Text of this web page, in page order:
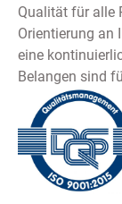
Qualität für alle
Orientierung an
eine
Belangen sind